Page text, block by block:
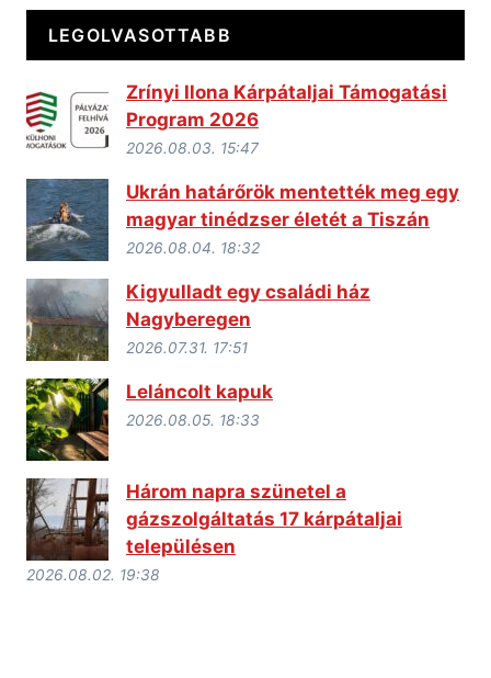
LEGOLVASOTTABB
Zrínyi Ilona Kárpátaljai Támogatási
Program 2026
2026.08.03. 15:47
Ukrán határőrök mentették meg egy
magyar tinédzser életét a Tiszán
2026.08.04. 18:32
Kigyulladt egy családi ház
Nagyberegen
2026.07.31. 17:51
Leláncolt kapuk
2026.08.05. 18:33
Három napra szünetel a
gázszolgáltatás 17 kárpátaljai
településen
2026.08.02. 19:38